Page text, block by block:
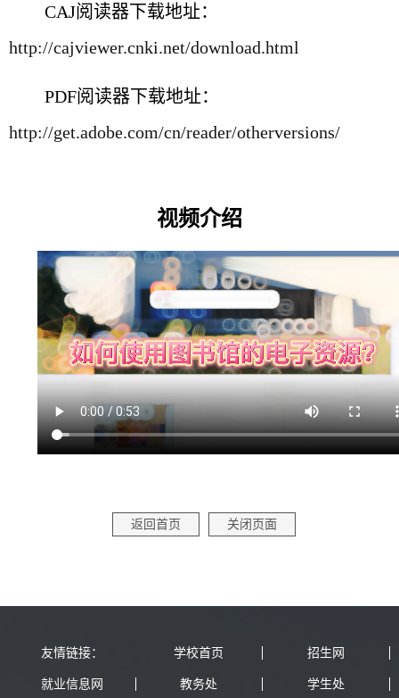
CAJ阅读器下载地址：
http://cajviewer.cnki.net/download.html
PDF阅读器下载地址：
http://get.adobe.com/cn/reader/otherversions/
视频介绍
返回首页 关闭页面
友情链接： 学校首页 招生网
就业信息网 教务处 学生处